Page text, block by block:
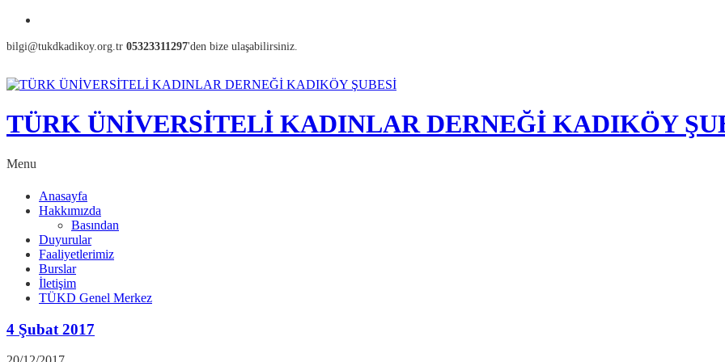
bilgi@tukdkadikoy.org.tr 05323311297'den bize ulaşabilirsiniz.
TÜRK ÜNİVERSİTELİ KADINLAR DERNEĞİ KADIKÖY
Menu
Anasayfa
Hakkımızda
Basından
Duyurular
Faaliyetlerimiz
Burslar
İletişim
TÜKD Genel Merkez
4 Şubat 2017